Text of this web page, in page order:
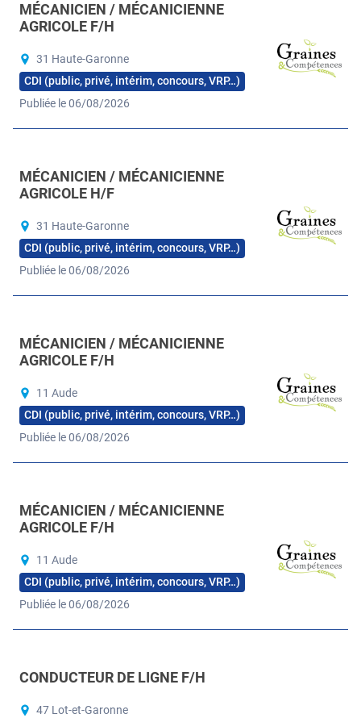
MÉCANICIEN / MÉCANICIENNE
AGRICOLE F/H
31 Haute-Garonne
CDI (public, privé, intérim, concours, VRP…)
Publiée le 06/08/2026
MÉCANICIEN / MÉCANICIENNE
AGRICOLE H/F
31 Haute-Garonne
CDI (public, privé, intérim, concours, VRP…)
Publiée le 06/08/2026
MÉCANICIEN / MÉCANICIENNE
AGRICOLE F/H
11 Aude
CDI (public, privé, intérim, concours, VRP…)
Publiée le 06/08/2026
MÉCANICIEN / MÉCANICIENNE
AGRICOLE F/H
11 Aude
CDI (public, privé, intérim, concours, VRP…)
Publiée le 06/08/2026
CONDUCTEUR DE LIGNE F/H
47 Lot-et-Garonne